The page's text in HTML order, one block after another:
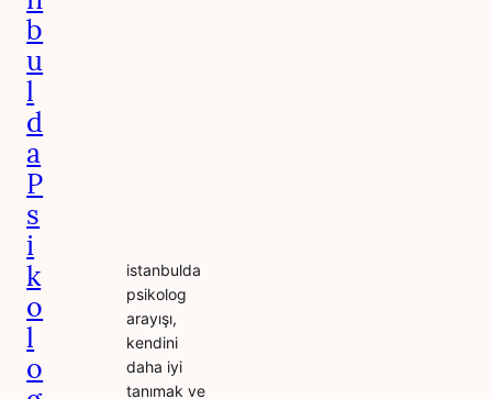
b
u
l
d
a
P
s
i
k
o
l
o
istanbulda
psikolog
arayışı,
kendini
daha iyi
tanımak ve